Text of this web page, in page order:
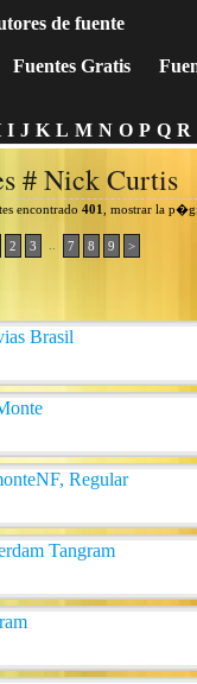
de fuente
Fuentes Gratis
I J K L M N O P Q R
# Nick Curtis
encontrado 401 , mostrar la
2 3 7 8 9 >